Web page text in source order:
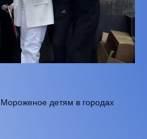
детям в городах